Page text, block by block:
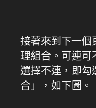
接著來到下一個
理組合。可連可
選擇不連，即勾
合」，如下圖。